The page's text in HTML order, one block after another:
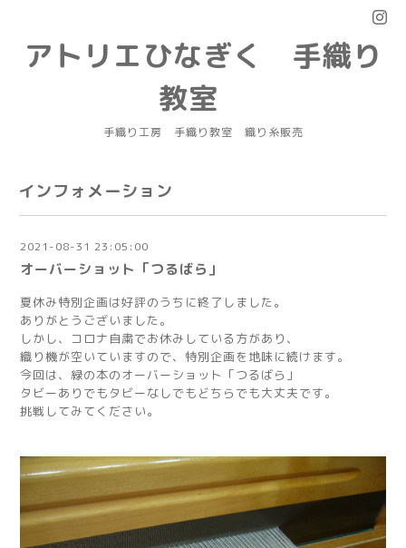
アトリエひなぎく 手織り
教室
手織り工房 手織り教室 織り糸販売
インフォメーション
2021-08-31 23:05:00
オーバーショット「つるばら」
夏休み特別企画は好評のうちに終了しました。
ありがとうございました。
しかし、コロナ自粛でお休みしている方があり、
織り機が空いていますので、特別企画を地味に続けます。
今回は、緑の本のオーバーショット「つるばら」
タビーありでもタビーなしでもどちらでも大丈夫です。
挑戦してみてください。